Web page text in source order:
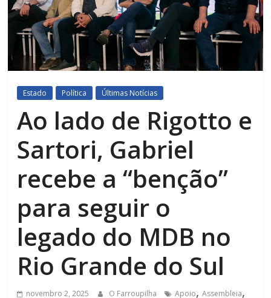
Estado Política Últimas Notícias
Ao lado de Rigotto e
Sartori, Gabriel
recebe a “benção”
para seguir o
legado do MDB no
Rio Grande do Sul
novembro 2, 2025 O Farroupilha Apoio,Assembleia,